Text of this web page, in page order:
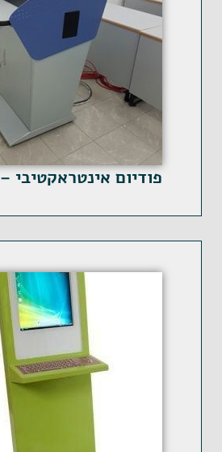
פודיום אינטראקטיבי – PodiumX